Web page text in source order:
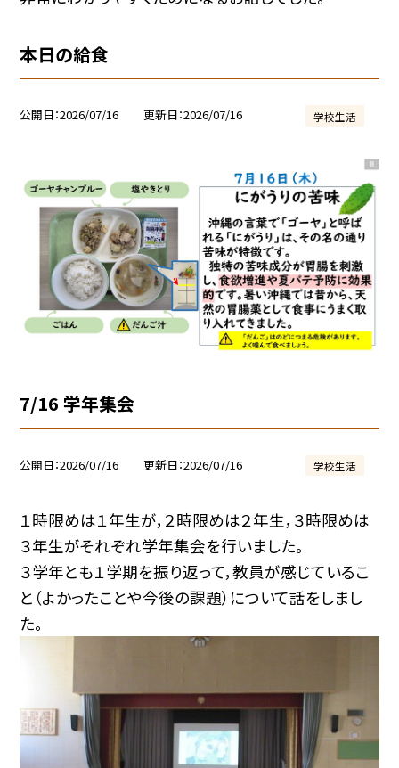
本日の給食
公開日 2026/07/16 更新日 2026/07/16 学校生活
7/16 学年集会
公開日 2026/07/16 更新日 2026/07/16 学校生活
１時限めは１年生が，２時限めは２年生，３時限めは
３年生がそれぞれ学年集会を行いました。
３学年とも１学期を振り返って，教員が感じているこ
と（よかったことや今後の課題）について話をしまし
た。